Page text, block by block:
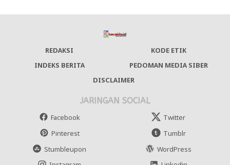
REDAKSI
KODE ETIK
INDEKS BERITA
PEDOMAN MEDIA SIBER
DISCLAIMER
JARINGAN SOCIAL
Facebook
Twitter
Pinterest
Tumblr
Stumbleupon
WordPress